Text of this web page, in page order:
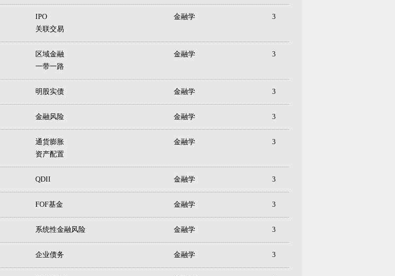
IPO
关联交易
金融学 3
区域金融
一带一路
金融学 3
明股实债 金融学 3
金融风险 金融学 3
通货膨胀
资产配置
金融学 3
QDII 金融学 3
FOF基金 金融学 3
系统性金融风险 金融学 3
企业债务 金融学 3